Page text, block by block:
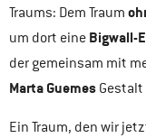
Traums: Dem Traum
um dort eine Bigwall-
der gemeinsam mit
Marta Guemes
Ein Traum, den wir